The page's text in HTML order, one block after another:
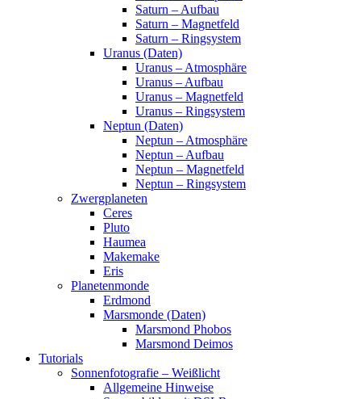
Saturn – Aufbau
Saturn – Magnetfeld
Saturn – Ringsystem
Uranus (Daten)
Uranus – Atmosphäre
Uranus – Aufbau
Uranus – Magnetfeld
Uranus – Ringsystem
Neptun (Daten)
Neptun – Atmosphäre
Neptun – Aufbau
Neptun – Magnetfeld
Neptun – Ringsystem
Zwergplaneten
Ceres
Pluto
Haumea
Makemake
Eris
Planetenmonde
Erdmond
Marsmonde (Daten)
Marsmond Phobos
Marsmond Deimos
Tutorials
Sonnenfotografie – Weißlicht
Allgemeine Hinweise